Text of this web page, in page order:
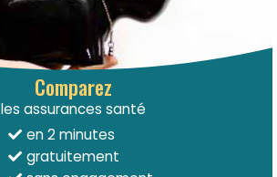
Comparez
les assurances santé
en 2 minutes
gratuitement